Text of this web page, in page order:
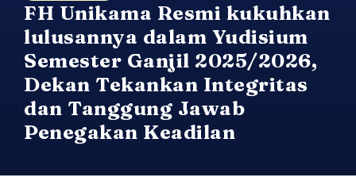
FH Unikama Resmi kukuhkan
lulusannya dalam Yudisium
Semester Ganjil 2025/2026,
Dekan Tekankan Integritas
dan Tanggung Jawab
Penegakan Keadilan